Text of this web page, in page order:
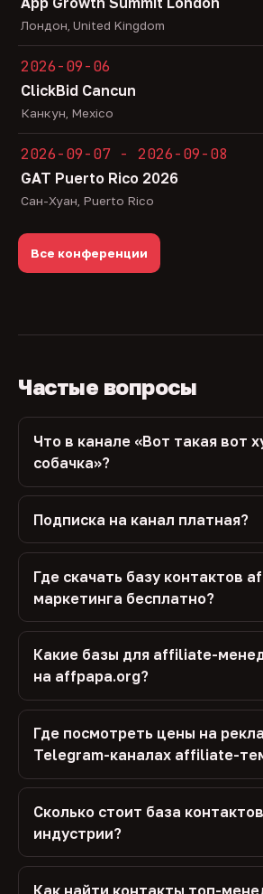
Лондон, United Kingdom
2026-09-06
ClickBid Cancun
Канкун, Mexico
2026-09-07 - 2026-09-08
GAT Puerto Rico 2026
Сан-Хуан, Puerto Rico
Все конференции
Частые вопросы
Что в канале «Вот такая вот
собачка»?
Подписка на канал платная?
Где скачать базу контактов
маркетинга бесплатно?
Какие базы для affiliate-
на affpapa.org?
Где посмотреть цены на
Telegram-каналах affiliate-
Сколько стоит база
индустрии?
Как найти контакты топ-